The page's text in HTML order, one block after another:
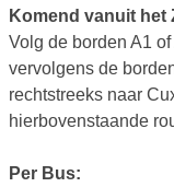
Komend vanuit het
Volg de borden A1
vervolgens de
rechtstreeks naar
hierbovenstaande
Per Bus: